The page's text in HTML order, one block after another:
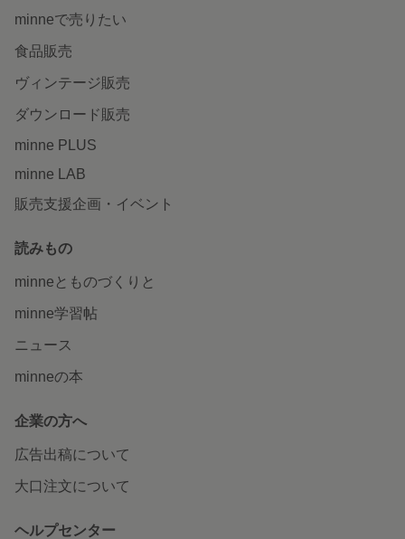
minneで売りたい
食品販売
ヴィンテージ販売
ダウンロード販売
minne PLUS
minne LAB
販売支援企画・イベント
読みもの
minneとものづくりと
minne学習帖
ニュース
minneの本
企業の方へ
広告出稿について
大口注文について
ヘルプセンター